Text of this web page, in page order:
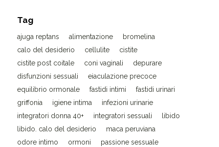
Tag
ajuga reptans alimentazione
bromelina
calo del desiderio
cellulite
cistite
cistite post coitale
coni vaginali
depurare
disfunzioni sessuali
eiaculazione precoce
equilibrio ormonale
fastidi intimi
fastidi urinari
griffonia
igiene intima
infezioni urinarie
integratori donna 40+
integratori sessuali
libido
libido. calo del desiderio
maca peruviana
odore intimo
ormoni
passione sessuale